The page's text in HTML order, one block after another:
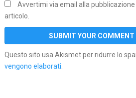
Avvertimi via email alla pubblicazione
articolo.
Questo sito usa Akismet per ridurre lo
vengono elaborati.